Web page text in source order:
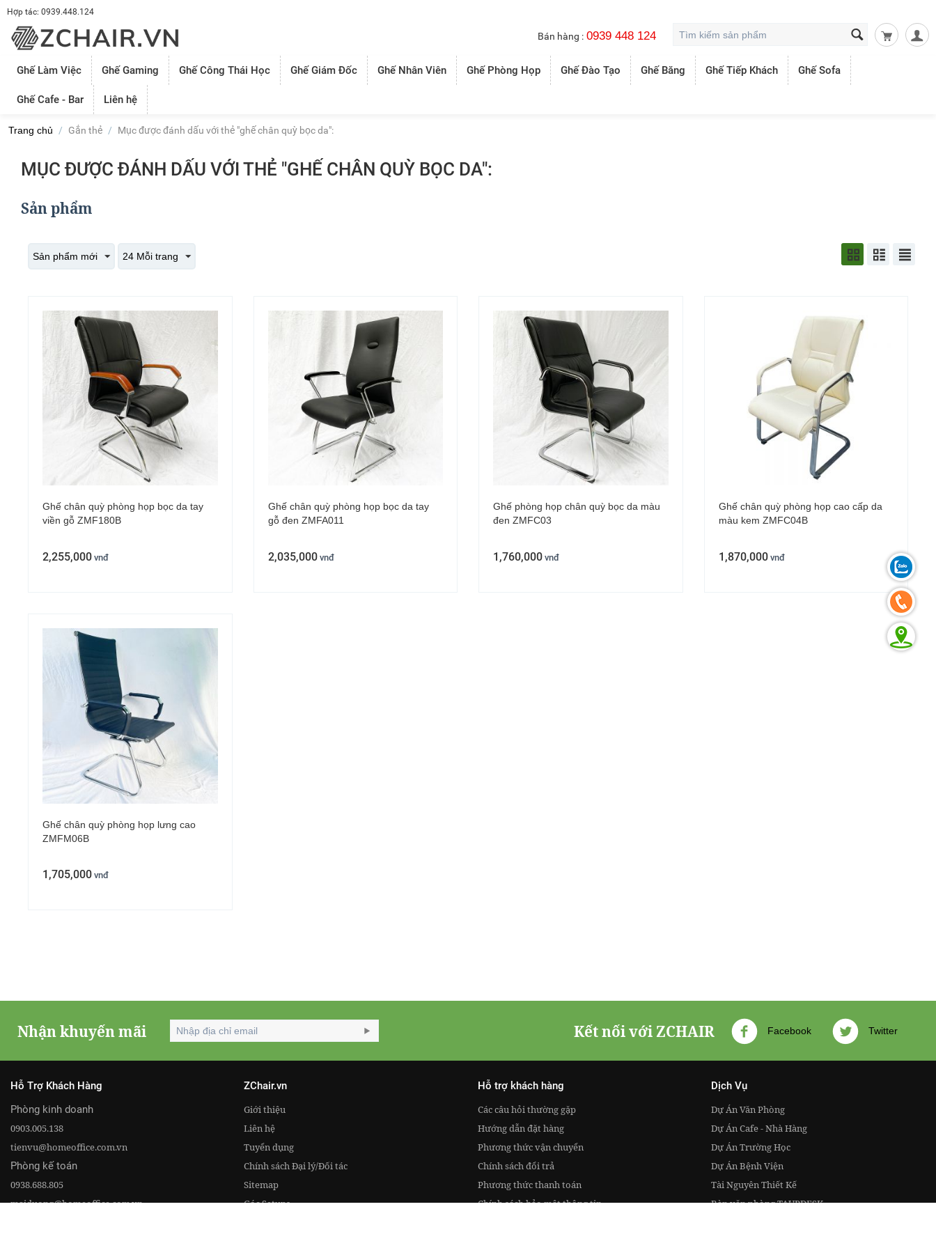
Hợp tác: 0939.448.124
Giỏ hàng
Bán hàng : 0939 448 124
Ghế Làm Việc Ghế Gaming Ghế Công Thái Học Ghế Giám Đốc Ghế Nhân Viên Ghế Phòng Họp Ghế Đào Tạo Ghế Băng Ghế Tiếp Khách Ghế Sofa
Ghế Cafe - Bar Liên hệ
Trang chủ / Gắn thẻ / Mục được đánh dấu với thẻ "ghế chân quỳ bọc da":
MỤC ĐƯỢC ĐÁNH DẤU VỚI THẺ "GHẾ CHÂN QUỲ BỌC DA":
Sản phẩm
Sản phẩm mới 24 Mỗi trang
Ghế chân quỳ phòng họp bọc da tay
viền gỗ ZMF180B
2,255,000 vnđ
Ghế chân quỳ phòng họp bọc da tay
gỗ đen ZMFA011
2,035,000 vnđ
Ghế phòng họp chân quỳ bọc da màu
đen ZMFC03
1,760,000 vnđ
Ghế chân quỳ phòng họp cao cấp da
màu kem ZMFC04B
1,870,000 vnđ
Ghế chân quỳ phòng họp lưng cao
ZMFM06B
1,705,000 vnđ
Nhận khuyến mãi Kết nối với ZCHAIR Facebook Twitter
Hỗ Trợ Khách Hàng
Phòng kinh doanh
0903.005.138
tienvu@homeoffice.com.vn
Phòng kế toán
0938.688.805
maiduong@homeoffice.com.vn
ZChair.vn
Giới thiệu
Liên hệ
Tuyển dụng
Chính sách Đại lý/Đối tác
Sitemap
Góc Setups
Hỗ trợ khách hàng
Các câu hỏi thường gặp
Hướng dẫn đặt hàng
Phương thức vận chuyển
Chính sách đổi trả
Phương thức thanh toán
Chính sách bảo mật thông tin
Dịch Vụ
Dự Án Văn Phòng
Dự Án Cafe - Nhà Hàng
Dự Án Trường Học
Dự Án Bệnh Viện
Tài Nguyên Thiết Kế
Bàn văn phòng TAUPDESK